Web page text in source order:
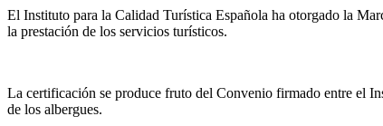
El Instituto para la Calidad Turística Española ha otorgado la
la prestación de los servicios turísticos.
La certificación se produce fruto del Convenio firmado entre el
de los albergues.